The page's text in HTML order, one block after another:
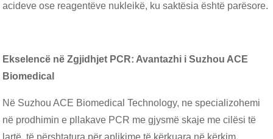
acideve ose reagentëve nukleikë, ku saktësia është parësore.
Ekselencë në Zgjidhjet PCR: Avantazhi i Suzhou ACE
Biomedical
Në Suzhou ACE Biomedical Technology, ne specializohemi
në prodhimin e pllakave PCR me gjysmë skaje me cilësi të
lartë, të përshtatura për aplikime të kërkuara në kërkim,